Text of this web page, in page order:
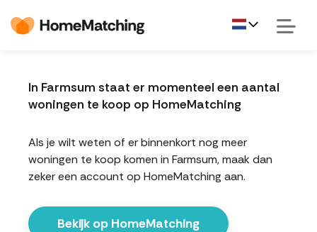
In Farmsum staat er momenteel een aantal
woningen te koop op HomeMatching
Als je wilt weten of er binnenkort nog meer
woningen te koop komen in Farmsum, maak dan
zeker een account op HomeMatching aan.
Bekijk op HomeMatching